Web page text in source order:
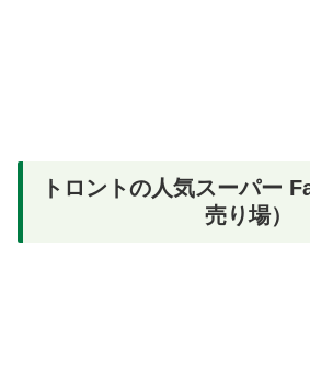
トロントの人気スーパー
売り場）